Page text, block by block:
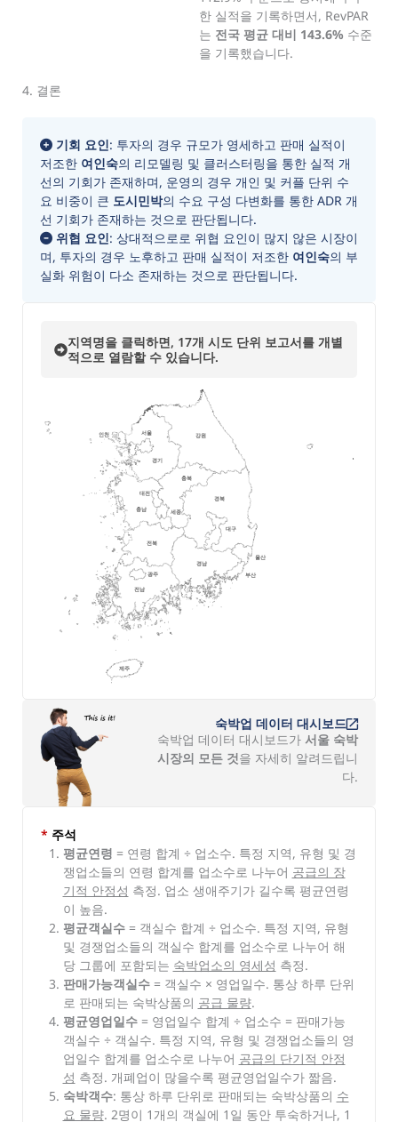
한 실적을 기록하면서, RevPAR
는 전국 평균 대비 143.6% 수준
을 기록했습니다.
4. 결론
기회 요인: 투자의 경우 규모가 영세하고 판매 실적이
저조한 여인숙의 리모델링 및 클러스터링을 통한 실적 개
선의 기회가 존재하며, 운영의 경우 개인 및 커플 단위 수
요 비중이 큰 도시민박의 수요 구성 다변화를 통한 ADR 개
선 기회가 존재하는 것으로 판단됩니다.
위협 요인: 상대적으로로 위협 요인이 많지 않은 시장이
며, 투자의 경우 노후하고 판매 실적이 저조한 여인숙의 부
실화 위험이 다소 존재하는 것으로 판단됩니다.
지역명을 클릭하면, 17개 시도 단위 보고서를 개별
적으로 열람할 수 있습니다.
숙박업 데이터 대시보드
숙박업 데이터 대시보드가 서울 숙박
시장의 모든 것을 자세히 알려드립니
다.
* 주석
평균연령 = 연령 합계 ÷ 업소수. 특정 지역, 유형 및 경
쟁업소들의 연령 합계를 업소수로 나누어 공급의 장
기적 안정성 측정. 업소 생애주기가 길수록 평균연령
이 높음.
평균객실수= 객실수 합계 ÷ 업소수. 특정 지역, 유형
및 경쟁업소들의 객실수 합계를 업소수로 나누어 해
당 그룹에 포함되는 숙박업소의 영세성 측정.
판매가능객실수= 객실수 × 영업일수. 통상 하루 단위
로 판매되는 숙박상품의 공급 물량.
평균영업일수= 영업일수 합계 ÷ 업소수 = 판매가능
객실수 ÷ 객실수. 특정 지역, 유형 및 경쟁업소들의 영
업일수 합계를 업소수로 나누어 공급의 단기적 안정
성 측정. 개폐업이 많을수록 평균영업일수가 짧음.
숙박객수: 통상 하루 단위로 판매되는 숙박상품의 수
요 물량. 2명이 1개의 객실에 1일 동안 투숙하거나, 1